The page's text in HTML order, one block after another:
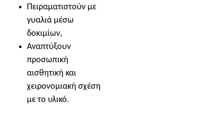
Πειραματιστούν με
γυαλιά μέσω
δοκιμίων,
Αναπτύξουν
προσωπική
αισθητική και
χειρονομιακή σχέση
με το υλικό.